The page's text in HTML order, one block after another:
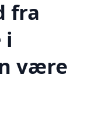
fra
i
være